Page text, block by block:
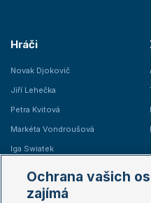
Hráči
Novak Djokovič
Jiří Lehečka
Petra Kvitová
Markéta Vondroušová
Iga Swiatek
Žebříčky
Ochrana vašich
zajímá